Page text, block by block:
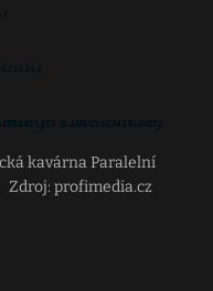
kavárna Paralelní
Zdroj: profimedia.cz